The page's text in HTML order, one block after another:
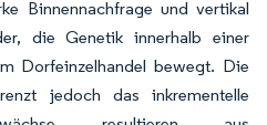
Binnennachfrage und vertikal
die Genetik innerhalb einer
Dorfeinzelhandel bewegt. Die
jedoch das inkrementelle